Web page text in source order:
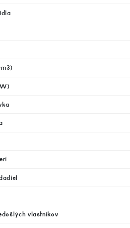
vlastníkov